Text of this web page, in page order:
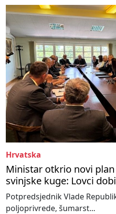
Hrvatska
Ministar otkrio novi
svinjske kuge: Lovci
Potpredsjednik Vlade
poljoprivrede, šumarst...